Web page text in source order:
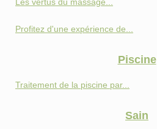
Les vertus du massage...
Profitez d'une expérience de...
Piscine
Traitement de la piscine par...
Sain